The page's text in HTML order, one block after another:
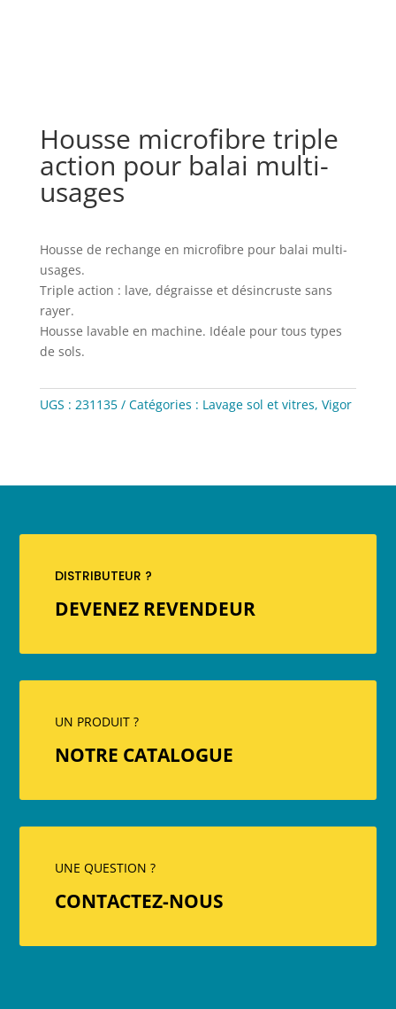
Housse microfibre triple
action pour balai multi-
usages
Housse de rechange en microfibre pour balai multi-
usages.
Triple action : lave, dégraisse et désincruste sans
rayer.
Housse lavable en machine. Idéale pour tous types
de sols.
UGS : 231135 Catégories : Lavage sol et vitres, Vigor
DISTRIBUTEUR ?
DEVENEZ REVENDEUR
UN PRODUIT ?
NOTRE CATALOGUE
UNE QUESTION ?
CONTACTEZ-NOUS